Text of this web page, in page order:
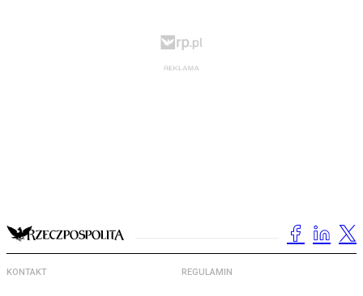
KONTAKT REGULAMIN